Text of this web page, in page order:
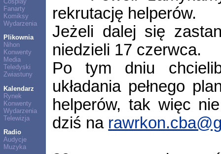
Fanarty
Komiksy
Wydarzenia
Plikownia
Nihon
Konwenty
Media
Teledyski
Zwiastuny
Kalendarz
Rynek
Konwenty
Wydarzenia
Telewizja
Radio
Audycje
Muzyka
rekrutację helperów.
Jeżeli dalej się
niedzieli 17 czerwca.
Po tym dniu
układania pełnego
helperów, tak więc
dziś na